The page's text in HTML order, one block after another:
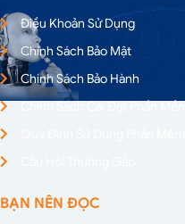
Điều Khoản Sử Dụng
Chính Sách Bảo Mật
Chính Sách Bảo Hành
BẠN NÊN ĐỌC